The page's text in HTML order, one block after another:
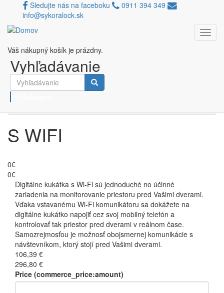
Sledujte nás na faceboku
0911 394 349
info@sykoralock.sk
Váš nákupný košík je prázdny.
Vyhľadávanie
Vyhľadávanie
Porovnávač
Filtruj podľa ceny
S WIFI
0€
0€
Digitálne kukátka s Wi-Fi sú jednoduché no účinné
zariadenia na monitorovanie priestoru pred Vašimi dverami.
Vďaka vstavanému Wi-Fi komunikátoru sa dokážete na
digitálne kukátko napojiť cez svoj mobilný telefón a
kontrolovať tak priestor pred dverami v reálnom čase.
Samozrejmosťou je možnosť obojsmernej komunikácie s
návštevníkom, ktorý stojí pred Vašimi dverami.
106,39 €
296,80 €
Price (commerce_price:amount)